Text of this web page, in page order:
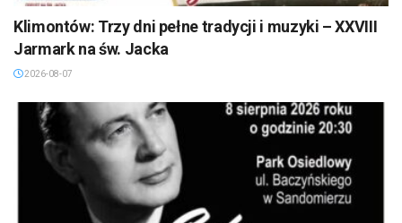
Klimontów: Trzy dni pełne tradycji i muzyki – XXVIII
Jarmark na św. Jacka
2026-08-07